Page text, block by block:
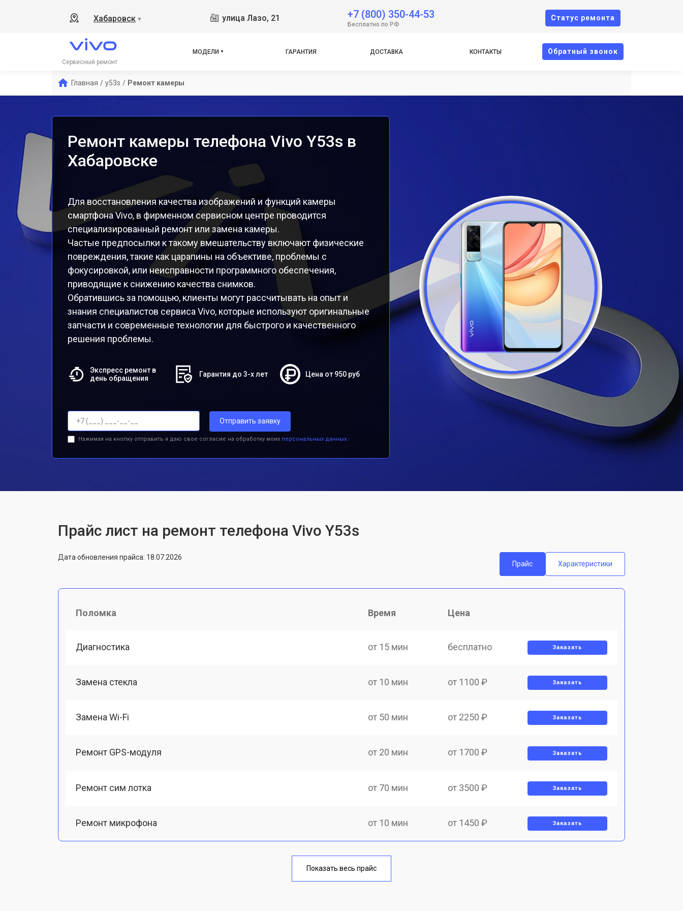
Хабаровск ▼ улица Лазо, 21 +7 (800) 350-44-53
Бесплатно по РФ
Cтатус ремонта
Сервисный ремонт
МОДЕЛИ
V21e
V23e
Y12
ГАРАНТИЯ ДОСТАВКА КОНТАКТЫ Oбратный звонок
Главная / y53s / Ремонт камеры
Ремонт камеры телефона Vivo Y53s в
Хабаровске
Для восстановления качества изображений и функций камеры
смартфона Vivo, в фирменном сервисном центре проводится
специализированный ремонт или замена камеры.
Частые предпосылки к такому вмешательству включают физические
повреждения, такие как царапины на объективе, проблемы с
фокусировкой, или неисправности программного обеспечения,
приводящие к снижению качества снимков.
Обратившись за помощью, клиенты могут рассчитывать на опыт и
знания специалистов сервиса Vivo, которые используют оригинальные
запчасти и современные технологии для быстрого и качественного
решения проблемы.
Экспресс ремонт в
день обращения
Гарантия до 3-х лет Цена от 950 руб
Отправить заявку
Нажимая на кнопку отправить я даю свое согласие на обработку моих персональных данных.
Прайс лист на ремонт телефона Vivo Y53s
Дата обновления прайса: 18.07.2026
Прайс
Характеристики
Поломка Время Цена
Диагностика от 15 мин бесплатно Заказать
Замена стекла от 10 мин от 1100 ₽ Заказать
Замена Wi-Fi от 50 мин от 2250 ₽ Заказать
Ремонт GPS-модуля от 20 мин от 1700 ₽ Заказать
Ремонт сим лотка от 70 мин от 3500 ₽ Заказать
Ремонт микрофона от 10 мин от 1450 ₽ Заказать
от 40 мин
Показать весь прайс